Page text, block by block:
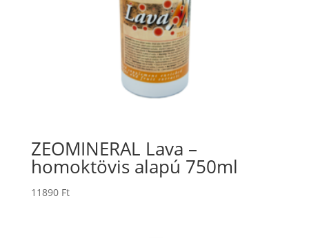
ZEOMINERAL Lava –
homoktövis alapú 750ml
11890 Ft